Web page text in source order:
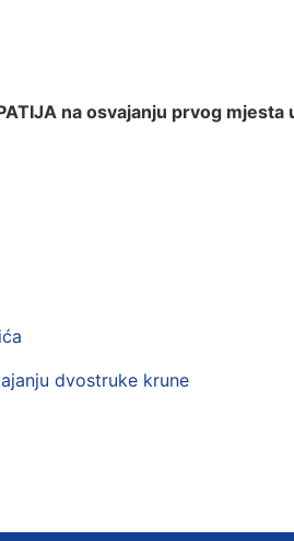
na osvajanju prvog
dvostruke krune